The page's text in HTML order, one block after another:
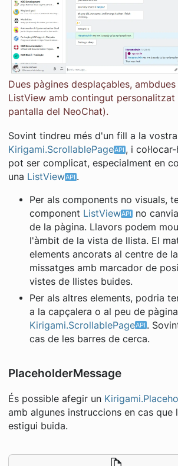
Dues pàgines desplaçables, ambdues
ListView amb contingut personalitzat
pantalla del NeoChat).
Sovint tindreu més d'un fill a la vostra
Kirigami.ScrollablePage
, i
pot ser complicat, especialment en
una ListView .
Per als components no visuals,
component ListView
no
de la pàgina. Llavors podem
l'àmbit de la vista de llista. El
elements ancorats al centre de
missatges amb marcador de
vistes de llistes buides.
Per als altres elements, podria
a la capçalera o al peu de
Kirigami.ScrollablePage
.
cas de les barres de cerca.
PlaceholderMessage
És possible afegir un
amb algunes instruccions en cas que
estigui buida.